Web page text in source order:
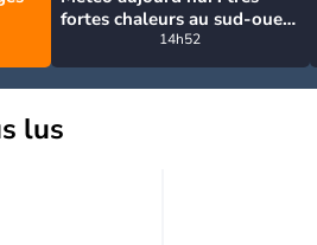
fortes chaleurs au sud-ouest
avant des orages, jusqu'à
39°C
14h52
lus